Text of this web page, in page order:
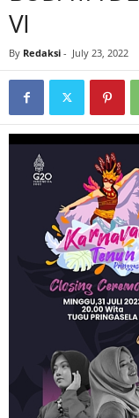
VI
By Redaksi - July 23, 2022